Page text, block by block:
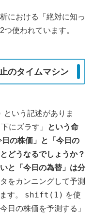
における「絶対に知っ
使われています。
のタイムマシン
という記述がありま
にズラす」
という命
の株価」と「今日の
どうなるでしょうか？
と「今日の為替」は分
をカンニングして予測
す。 shift(1) を使
日の株価を予測する」